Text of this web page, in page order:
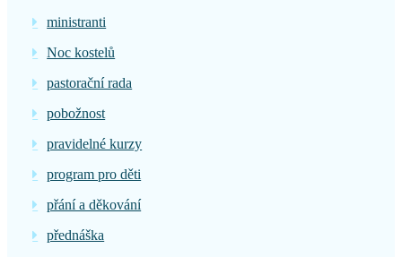
ministranti
Noc kostelů
pastorační rada
pobožnost
pravidelné kurzy
program pro děti
přání a děkování
přednáška